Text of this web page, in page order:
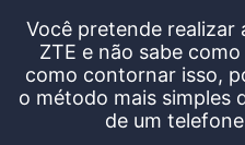
Loja
Recoverit para
Recuperação de
Soluções de arquivos
Soluções para
Soluções para
Porque Recoverit
Especialista em
Guide
Você pretende realizar
ZTE e não sabe
como contornar isso,
o método mais simples
de um